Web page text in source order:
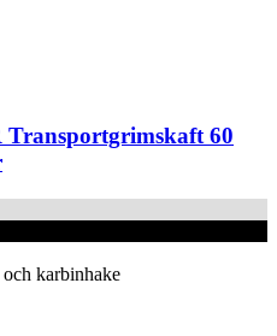
Transportgrimskaft 60
karbinhake